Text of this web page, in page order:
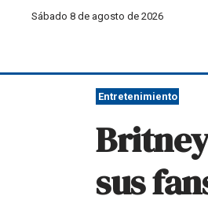
Sábado 8 de agosto de 2026
Entretenimiento
sus